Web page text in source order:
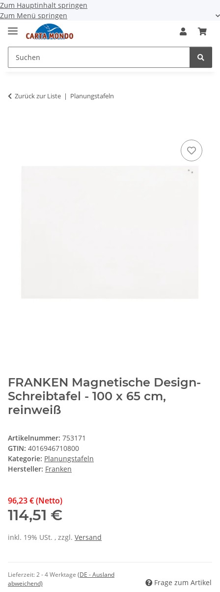
Zum Hauptinhalt springen
Zum Menü springen
Zurück zur Liste Planungstafeln
FRANKEN Magnetische Design-
Schreibtafel - 100 x 65 cm,
reinweiß
Artikelnummer: 753171
GTIN: 4016946710800
Kategorie: Planungstafeln
Hersteller: Franken
96,23 € (Netto)
114,51 €
inkl. 19% USt. , zzgl. Versand
Lieferzeit:2 - 4 Werktage (DE - Ausland
abweichend)
Frage zum Artikel